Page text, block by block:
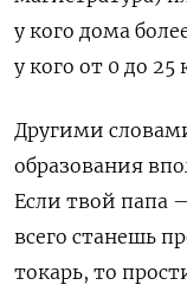
у кого дома
у кого от 0 до 25
Другими
образования
Если твой папа
всего станешь
токарь, то